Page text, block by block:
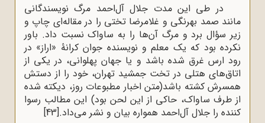
در طی این مدت جلال آل‌احمد مرگ نویسندگانی
مانند صمد بهرنگی و غلامرضا تختی را در مقاله‌ای چاپ و
زیر سؤال برد و مرگ آن‌ها را به ساواک نسبت داد. باور
نکرده بود که یک معلم و نویسنده جوان کرانۀ «اراز» در
رود ارس غرق شده باشد و یا جهان پهلوانی، در یکی از
اتاق‌های هتلی در تخت جمشید تهران، خود را از دستش
همسرش کشته باشد(متن اخبار مطبوعات روز، دیکته شده
از طرف ساواک، حاکی از این لحن بود) این مطالب رسوا
کننده را جلال آل‌احمد همواره بیان و نشر می‌داد.[43]